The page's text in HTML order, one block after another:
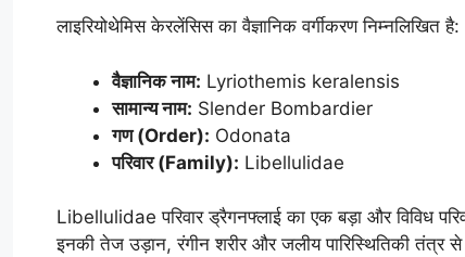
लाइरियोथेमिस केरलेंसिस का वैज्ञानिक वर्गीकरण निम्नलिखित है:
वैज्ञानिक नाम: Lyriothemis keralensis
सामान्य नाम: Slender Bombardier
गण (Order): Odonata
परिवार (Family): Libellulidae
Libellulidae परिवार ड्रैगनफ्लाई का एक बड़ा और विविध
इनकी तेज उड़ान, रंगीन शरीर और जलीय पारिस्थितिकी तंत्र